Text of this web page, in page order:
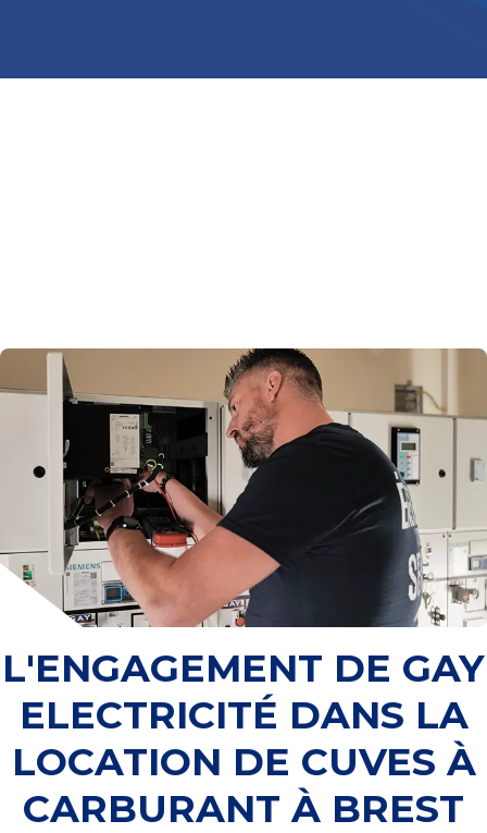
L'ENGAGEMENT DE GAY
ELECTRICITÉ DANS LA
LOCATION DE CUVES À
CARBURANT À BREST